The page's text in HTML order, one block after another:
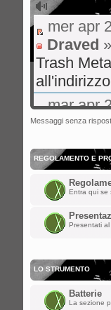
mer apr
Draved »
Trash
mar apr
gibo66
bene
mer ott
nikman
sab ago
Fa
i forum
Messaggi senza
REGOLAMENTO E
Entra qui se
Presentati
LO STRUMENTO
Batterie
La sezione